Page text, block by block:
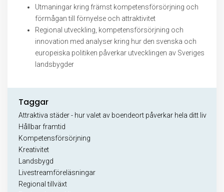
Utmaningar kring främst kompetensförsörjning och
förmågan till förnyelse och attraktivitet
Regional utveckling, kompetensförsörjning och
innovation med analyser kring hur den svenska och
europeiska politiken påverkar utvecklingen av Sveriges
landsbygder
Taggar
Attraktiva städer - hur valet av boendeort påverkar hela ditt liv
Hållbar framtid
Kompetensförsörjning
Kreativitet
Landsbygd
Livestreamföreläsningar
Regional tillväxt